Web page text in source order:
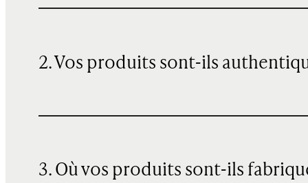
2. Vos produits sont-ils
3. Où vos produits sont-ils